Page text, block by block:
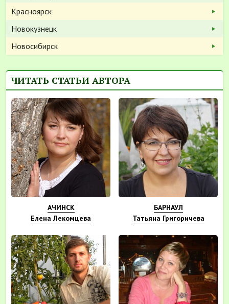
Красноярск
Новокузнецк
Новосибирск
ЧИТАТЬ СТАТЬИ АВТОРА
АЧИНСК
Елена Лекомцева
БАРНАУЛ
Татьяна Григоричева